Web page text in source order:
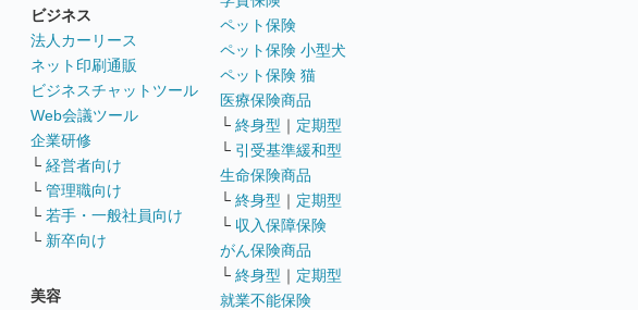
ビジネス
法人カーリース
ネット印刷通販
ビジネスチャットツール
Web会議ツール
企業研修
└ 経営者向け
└ 管理職向け
└ 若手・一般社員向け
└ 新卒向け
美容
ペット保険
ペット保険 小型犬
ペット保険 猫
医療保険商品
└ 終身型 ｜ 定期型
└ 引受基準緩和型
生命保険商品
└ 終身型 ｜ 定期型
└ 収入保障保険
がん保険商品
└ 終身型 ｜ 定期型
就業不能保険